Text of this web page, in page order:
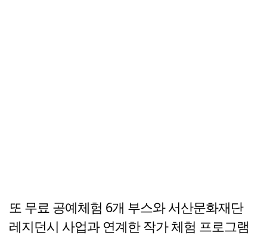
또 무료 공예체험 6개 부스와 서산문화재단
레지던시 사업과 연계한 작가 체험 프로그램